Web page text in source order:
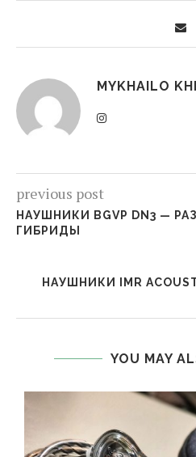
MYKHAILO
previous post
НАУШНИКИ BGVP DN3 —
ГИБРИДЫ
НАУШНИКИ IMR
YOU MAY